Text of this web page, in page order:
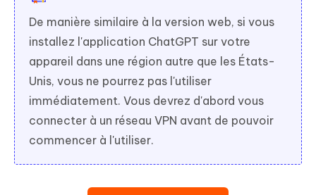
De manière similaire à la version web, si vous
installez l'application ChatGPT sur votre
appareil dans une région autre que les États-
Unis, vous ne pourrez pas l'utiliser
immédiatement. Vous devrez d'abord vous
connecter à un réseau VPN avant de pouvoir
commencer à l'utiliser.